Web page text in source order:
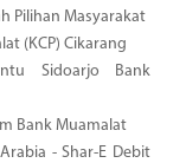
Pilihan Masyarakat
(KCP) Cikarang
Sidoarjo Bank
Bank Muamalat
- Shar-E Debit